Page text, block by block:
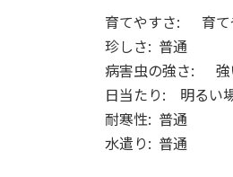
育てやすさ: 育て
珍しさ: 普通
病害虫の強さ: 強
日当たり: 明るい
耐寒性: 普通
水遣り: 普通